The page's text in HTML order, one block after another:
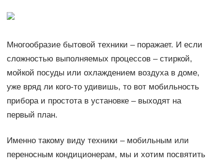
Многообразие бытовой техники – поражает. И если
сложностью выполняемых процессов – стиркой,
мойкой посуды или охлаждением воздуха в доме,
уже вряд ли кого-то удивишь, то вот мобильность
прибора и простота в установке – выходят на
первый план.
Именно такому виду техники – мобильным или
переносным кондиционерам, мы и хотим посвятить